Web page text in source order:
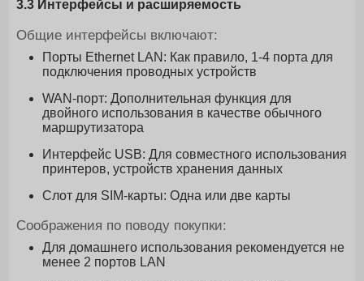
3.3 Интерфейсы и расширяемость
Общие интерфейсы включают:
Порты Ethernet LAN: Как правило, 1-4 порта для
подключения проводных устройств
WAN-порт: Дополнительная функция для
двойного использования в качестве обычного
маршрутизатора
Интерфейс USB: Для совместного использования
принтеров, устройств хранения данных
Слот для SIM-карты: Одна или две карты
Соображения по поводу покупки:
Для домашнего использования рекомендуется не
менее 2 портов LAN